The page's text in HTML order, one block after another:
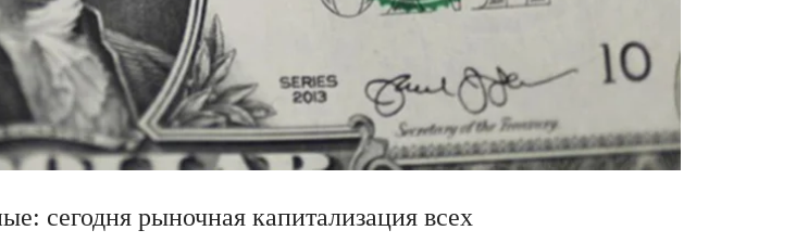
сегодня рыночная капитализация всех